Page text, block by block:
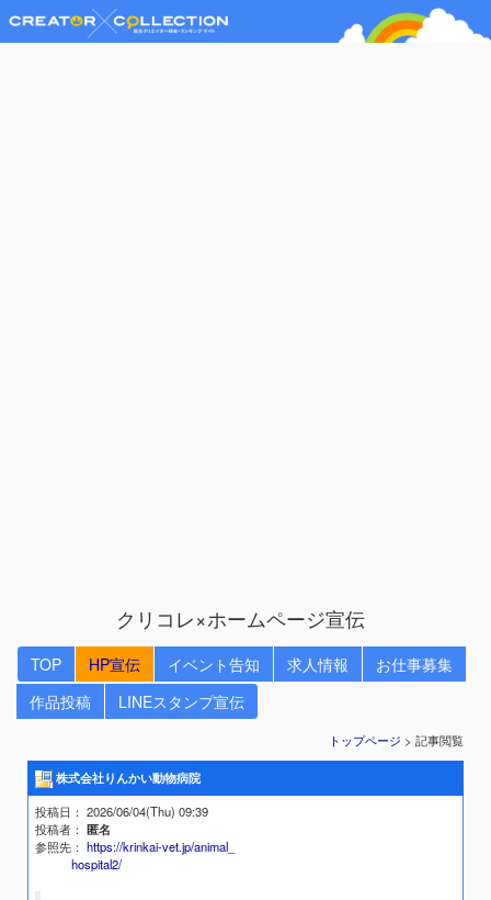
クリコレ×ホームページ宣伝
TOP HP宣伝 イベント告知 求人情報
お仕事募集
作品投稿
LINEスタンプ宣伝
トップページ > 記事閲覧
株式会社りんかい動物病院
投稿日 ： 2026/06/04(Thu) 09:39
投稿者 ：匿名
参照先 ：https://krinkai-vet.jp/animal_
hospital2/